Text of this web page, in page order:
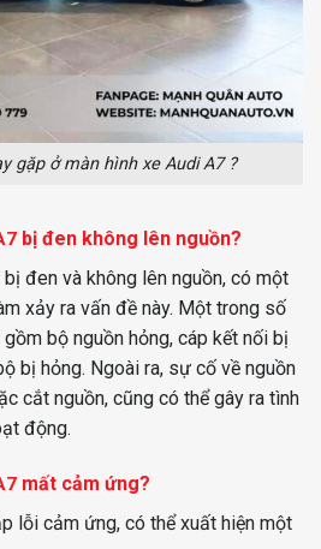
gặp ở màn hình xe Audi A7 ?
bị đen không lên nguồn?
đen và không lên nguồn, có một
xảy ra vấn đề này. Một trong số
bộ nguồn hỏng, cáp kết nối bị
bị hỏng. Ngoài ra, sự cố về nguồn
cắt nguồn, cũng có thể gây ra tình
động.
mất cảm ứng?
lỗi cảm ứng, có thể xuất hiện một